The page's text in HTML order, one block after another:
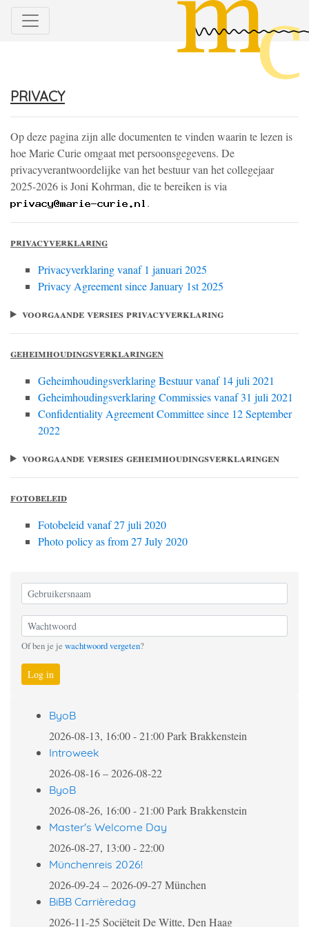
privacy
Op deze pagina zijn alle documenten te vinden waarin te lezen is
hoe Marie Curie omgaat met persoonsgegevens. De
privacyverantwoordelijke van het bestuur van het collegejaar
2025-2026 isJoni Kohrman, die te bereiken is via
.
privacyverklaring
Privacyverklaring vanaf 1 januari 2025
Privacy Agreement since January 1st 2025
voorgaande versies privacyverklaring
geheimhoudingsverklaringen
Geheimhoudingsverklaring Bestuur vanaf 14 juli 2021
Geheimhoudingsverklaring Commissies vanaf 31 juli 2021
Confidentiality Agreement Committee since 12 September
2022
voorgaande versies geheimhoudingsverklaringen
fotobeleid
Fotobeleid vanaf 27 juli 2020
Photo policy as from 27 July 2020
Of ben je je wachtwoord vergeten?
Log in
ByoB
2026-08-13, 16:00-21:00Park Brakkenstein
Introweek
2026-08-16–2026-08-22
ByoB
2026-08-26, 16:00-21:00Park Brakkenstein
Master's Welcome Day
2026-08-27, 13:00-22:00
Münchenreis 2026!
2026-09-24–2026-09-27 München
BiBB Carrièredag
2026-11-25 Sociëteit De Witte, Den Haag